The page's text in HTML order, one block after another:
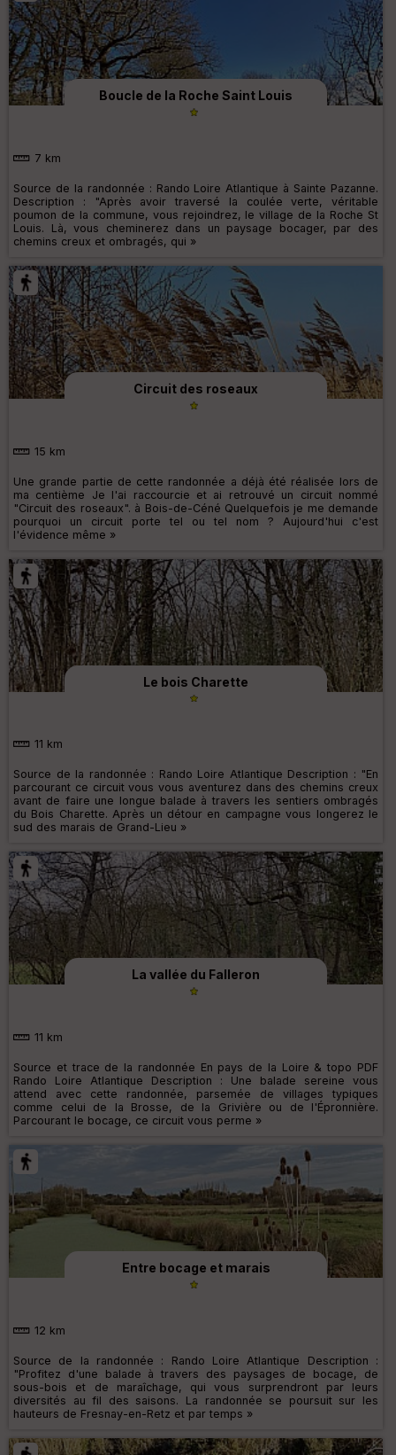
Boucle de la Roche Saint Louis
7 km
Source de la randonnée : Rando Loire Atlantique à Sainte Pazanne.
Description : "Après avoir traversé la coulée verte, véritable
poumon de la commune, vous rejoindrez, le village de la Roche St
Louis. Là, vous cheminerez dans un paysage bocager, par des
chemins creux et ombragés, qui »
Circuit des roseaux
15 km
Une grande partie de cette randonnée a déjà été réalisée lors de
ma centième Je l'ai raccourcie et ai retrouvé un circuit nommé
"Circuit des roseaux". à Bois-de-Céné Quelquefois je me demande
pourquoi un circuit porte tel ou tel nom ? Aujourd'hui c'est
l'évidence même »
Le bois Charette
11 km
Source de la randonnée : Rando Loire Atlantique Description : "En
parcourant ce circuit vous vous aventurez dans des chemins creux
avant de faire une longue balade à travers les sentiers ombragés
du Bois Charette. Après un détour en campagne vous longerez le
sud des marais de Grand-Lieu »
La vallée du Falleron
11 km
Source et trace de la randonnée En pays de la Loire & topo PDF
Rando Loire Atlantique Description : Une balade sereine vous
attend avec cette randonnée, parsemée de villages typiques
comme celui de la Brosse, de la Grivière ou de l'Épronnière.
Parcourant le bocage, ce circuit vous perme »
Entre bocage et marais
12 km
Source de la randonnée : Rando Loire Atlantique Description :
"Profitez d'une balade à travers des paysages de bocage, de
sous-bois et de maraîchage, qui vous surprendront par leurs
diversités au fil des saisons. La randonnée se poursuit sur les
hauteurs de Fresnay-en-Retz et par temps »